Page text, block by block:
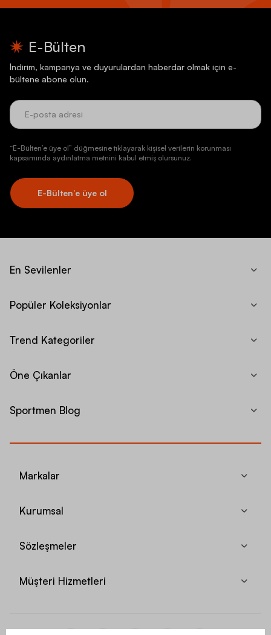
E-Bülten
İndirim, kampanya ve duyurulardan haberdar olmak için e-
bültene abone olun.
“E-Bülten’e üye ol” düğmesine tıklayarak kişisel verilerin korunması
kapsamında aydınlatma metnini kabul etmiş olursunuz.
E-Bülten’e üye ol
En Sevilenler
Popüler Koleksiyonlar
Trend Kategoriler
Öne Çıkanlar
Sportmen Blog
Markalar
Kurumsal
Sözleşmeler
Müşteri Hizmetleri